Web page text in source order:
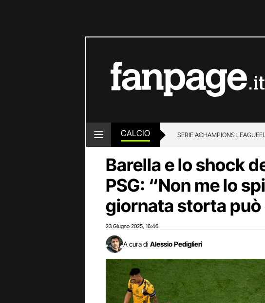
CALCIO SERIE ACHAMPIONS LEAGUE
Barella e lo shock
PSG: “Non me lo
giornata storta
23 Giugno 2025 16:46
A cura di Alessio Pediglieri